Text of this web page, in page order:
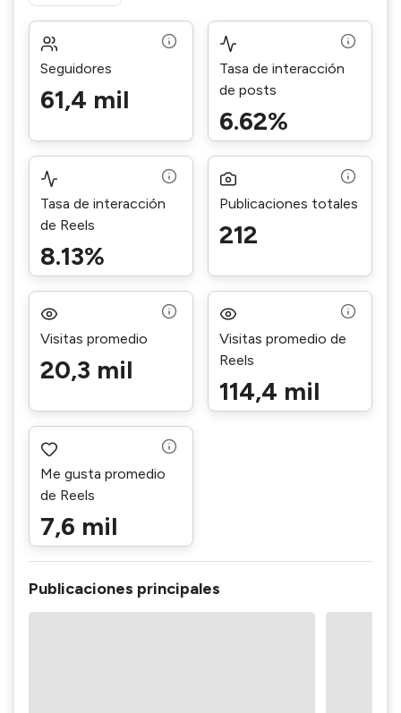
Seguidores
61,4 mil
Tasa de interacción
de posts
6.62%
Tasa de interacción
de Reels
8.13%
Publicaciones totales
212
Visitas promedio
20,3 mil
Visitas promedio de
Reels
114,4 mil
Me gusta promedio
de Reels
7,6 mil
Publicaciones principales